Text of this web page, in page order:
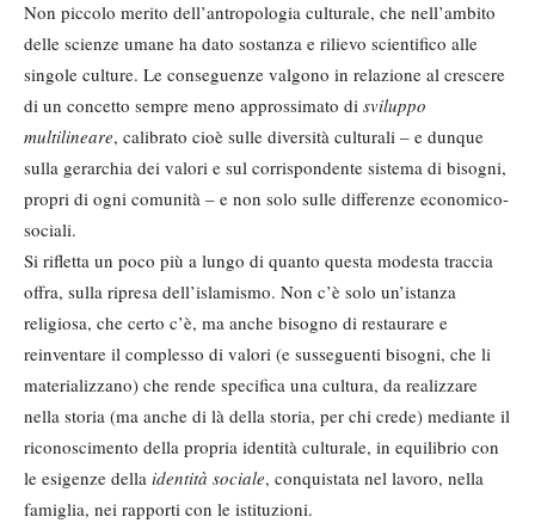
Non piccolo merito dell’antropologia culturale, che nell’ambito
delle scienze umane ha dato sostanza e rilievo scientifico alle
singole culture. Le conseguenze valgono in relazione al crescere
di un concetto sempre meno approssimato di sviluppo
multilineare, calibrato cioè sulle diversità culturali – e dunque
sulla gerarchia dei valori e sul corrispondente sistema di bisogni,
propri di ogni comunità – e non solo sulle differenze economico-
sociali.
Si rifletta un poco più a lungo di quanto questa modesta traccia
offra, sulla ripresa dell’islamismo. Non c’è solo un’istanza
religiosa, che certo c’è, ma anche bisogno di restaurare e
reinventare il complesso di valori (e susseguenti bisogni, che li
materializzano) che rende specifica una cultura, da realizzare
nella storia (ma anche di là della storia, per chi crede) mediante il
riconoscimento della propria identità culturale, in equilibrio con
le esigenze della identità sociale, conquistata nel lavoro, nella
famiglia, nei rapporti con le istituzioni.